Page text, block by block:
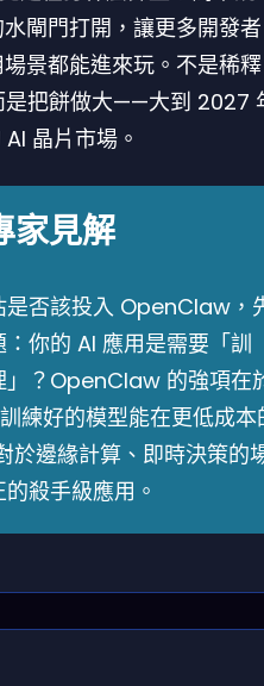
閘門打開，讓更多開發
景都能進來玩。不是稀釋
是把餅做大——大到 2027
晶片市場。
家見解
是否該投入 OpenClaw，
你的 AI 應用是需要「訓
」？OpenClaw 的強項在
練好的模型能在更低成本
於邊緣計算、即時決策的
殺手級應用。